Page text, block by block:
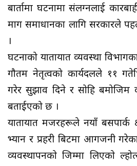
बार्तामा घटनामा संलग्नलाई
माग समाधानका लागि सरकारले
।
घटनाको यातायात व्यवस्था
गौतम नेतृत्वको कार्यदलले ११
गरेर सुझाव दिने र सोहि बमोजिम
बताईएको छ ।
यातायात मजदुरहरूले नयाँ बसपार्क
भ्यान र प्रहरी बिटमा आगजनी
व्यवस्थापनको जिम्मा लिएको